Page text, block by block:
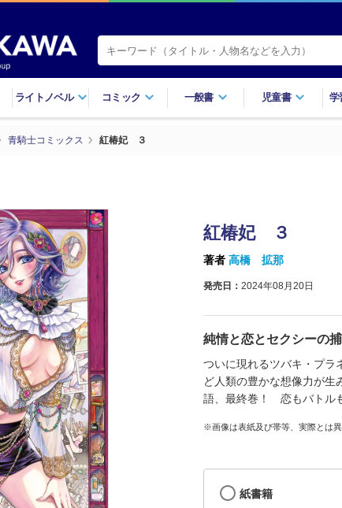
ライトノベル コミック 一般書 児童書 学
青騎士コミックス 紅椿妃 ３
紅椿妃 ３
著者 高橋 拡那
発売日： 2024年08月20日
純情と恋とセクシーの
ついに現れるツバキ・プ
ど人類の豊かな想像力が生
語、最終巻！ 恋もバトル
※画像は表紙及び帯等、実際とは異
紙書籍